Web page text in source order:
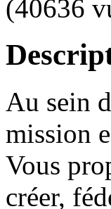
(40636
Au sein
mission
Vous
créer,